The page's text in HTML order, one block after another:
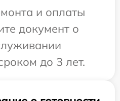
и оплаты
документ о
до 3 лет.